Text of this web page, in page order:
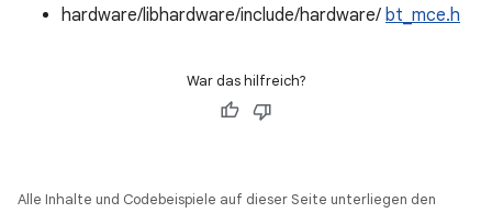
hardware/libhardware/include/hardware/ bt_mce.h
War das hilfreich?
Alle Inhalte und Codebeispiele auf dieser Seite unterliegen den